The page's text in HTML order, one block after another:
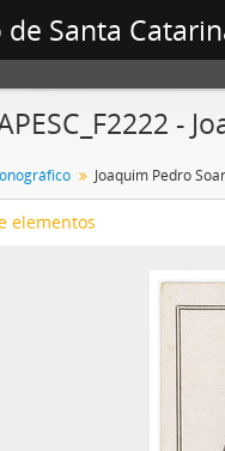
Santa
-
Joaquim Pedro
elementos